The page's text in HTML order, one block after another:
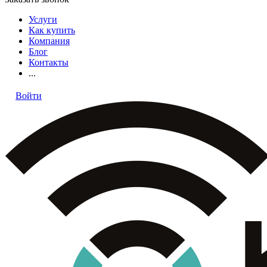
Услуги
Как купить
Компания
Блог
Контакты
...
Войти